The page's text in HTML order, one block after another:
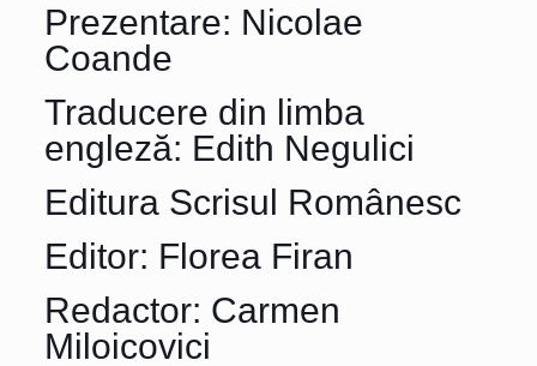
Prezentare: Nicolae
Coande
Traducere din limba
engleză: Edith Negulici
Editura Scrisul Românesc
Editor: Florea Firan
Redactor: Carmen
Miloicovici